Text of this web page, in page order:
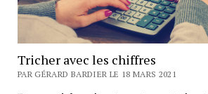
Tricher avec les chiffres
PAR GÉRARD BARDIER LE 18 MARS 2021